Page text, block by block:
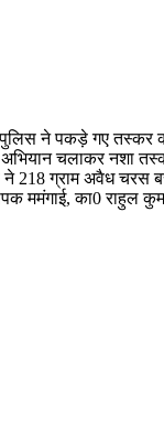
ने पकड़े गए तस्कर
चलाकर नशा
ग्राम अवैध चरस
ममंगाई, का0 राहुल